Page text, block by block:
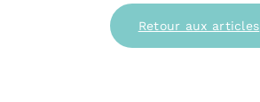
Retour aux articles